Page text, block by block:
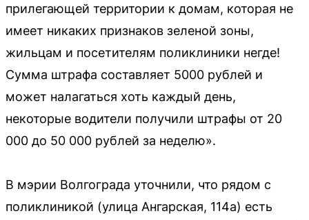
прилегающей территории к домам, которая не
имеет никаких признаков зеленой зоны,
жильцам и посетителям поликлиники негде!
Сумма штрафа составляет 5000 рублей и
может налагаться хоть каждый день,
некоторые водители получили штрафы от 20
000 до 50 000 рублей за неделю».
В мэрии Волгограда уточнили, что рядом с
поликлиникой (улица Ангарская, 114а) есть